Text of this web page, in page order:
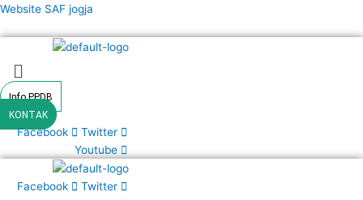
Lewati
Website SAF jogja
Menu
Info PPDB
KONTAK
Facebook
Twitter
Youtube
Facebook
Twitter